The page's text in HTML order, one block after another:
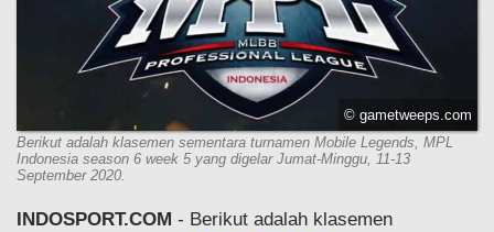
© gametweeps.com
Berikut adalah klasemen sementara turnamen Mobile Legends, MPL
Indonesia season 6 week 5 yang digelar Jumat-Minggu, 11-13
September 2020.
INDOSPORT.COM - Berikut adalah klasemen